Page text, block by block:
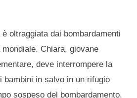
oltraggiata dai bombardamenti
Chiara, giovane
deve interrompere la
bambini in salvo in un rifugio
sospeso del bombardamento,